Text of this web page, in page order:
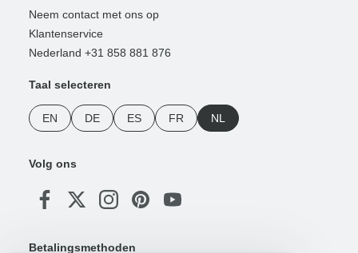
Neem contact met ons op
Klantenservice
Nederland +31 858 881 876
Taal selecteren
EN DE ES FR NL
Volg ons
Betalingsmethoden